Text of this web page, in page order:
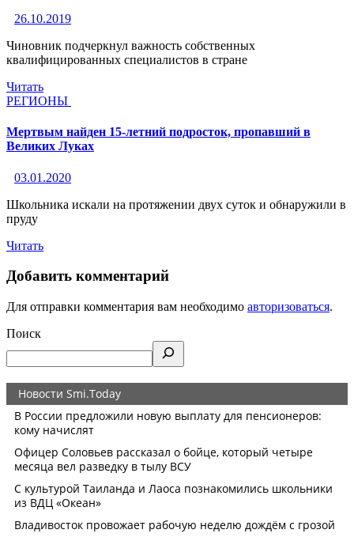
26.10.2019
Чиновник подчеркнул важность собственных
квалифицированных специалистов в стране
Читать
РЕГИОНЫ
Мертвым найден 15-летний подросток, пропавший в
Великих Луках
03.01.2020
Школьника искали на протяжении двух суток и обнаружили в
пруду
Читать
Добавить комментарий
Для отправки комментария вам необходимо авторизоваться.
Поиск